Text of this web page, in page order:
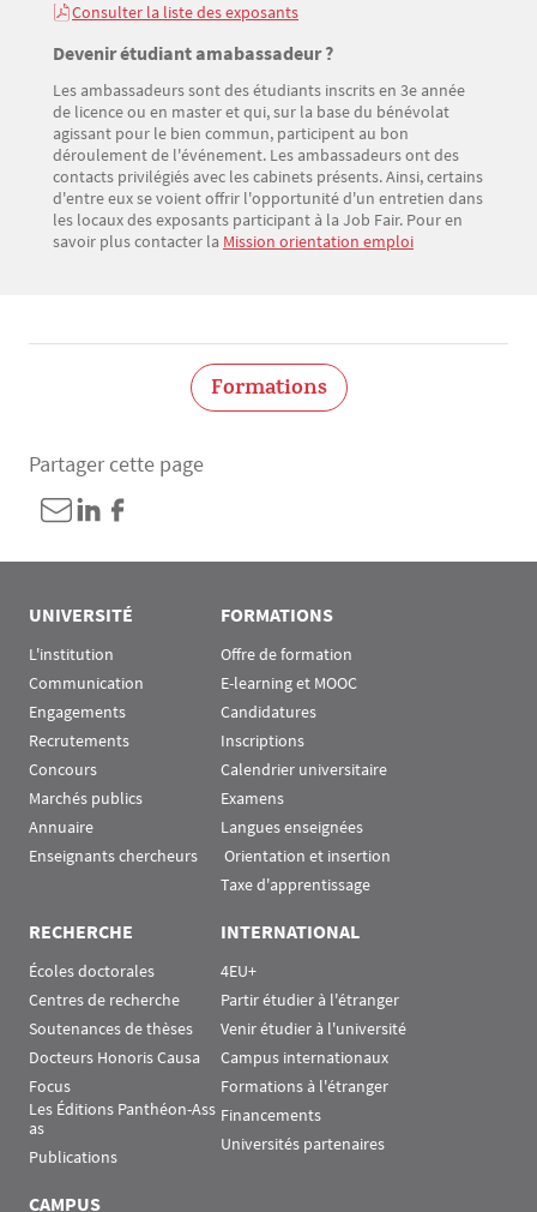
Texte
Consulter la liste des exposants
Titre
Devenir étudiant amabassadeur ?
Texte
Les ambassadeurs sont des étudiants inscrits en 3e année
de licence ou en master et qui, sur la base du bénévolat
agissant pour le bien commun, participent au bon
déroulement de l'événement. Les ambassadeurs ont des
contacts privilégiés avec les cabinets présents. Ainsi, certains
d'entre eux se voient offrir l'opportunité d'un entretien dans
les locaux des exposants participant à la Job Fair. Pour en
savoir plus contacter la Mission orientation emploi
Formations
Partager cette page
UNIVERSITÉ
L'institution
Communication
Engagements
Recrutements
Concours
Marchés publics
Annuaire
Enseignants chercheurs
FORMATIONS
Offre de formation
E-learning et MOOC
Candidatures
Inscriptions
Calendrier universitaire
Examens
Langues enseignées
Orientation et insertion
Taxe d'apprentissage
RECHERCHE
Écoles doctorales
Centres de recherche
Soutenances de thèses
Docteurs Honoris Causa
Focus
Les Éditions Panthéon-Ass
as
Publications
INTERNATIONAL
4EU+
Partir étudier à l'étranger
Venir étudier à l'université
Campus internationaux
Formations à l'étranger
Financements
Universités partenaires
CAMPUS